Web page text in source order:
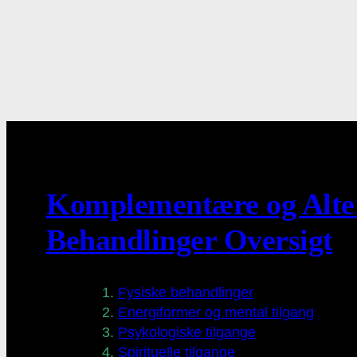
Komplementære og
Behandlinger Oversigt
Fysiske behandlinger
Energiformer og mental tilgang
Psykologiske tilgange
Spirituelle tilgange